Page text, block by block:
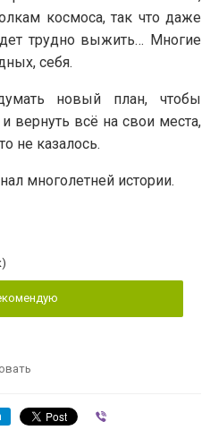
космоса, так что даже
трудно выжить… Многие
себя.
новый план, чтобы
вернуть всё на свои места,
не казалось.
многолетней истории.